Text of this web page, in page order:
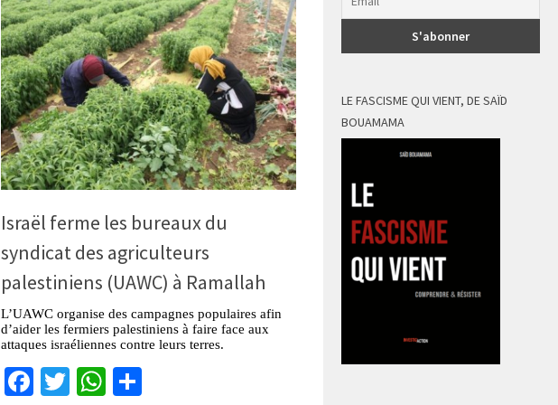
Israël ferme les bureaux du
syndicat des agriculteurs
palestiniens (UAWC) à Ramallah
L’UAWC organise des campagnes populaires afin
d’aider les fermiers palestiniens à faire face aux
attaques israéliennes contre leurs terres.
Facebook
TwitterWhatsApp
LE FASCISME QUI VIENT, DE SAÏD
BOUAMAMA